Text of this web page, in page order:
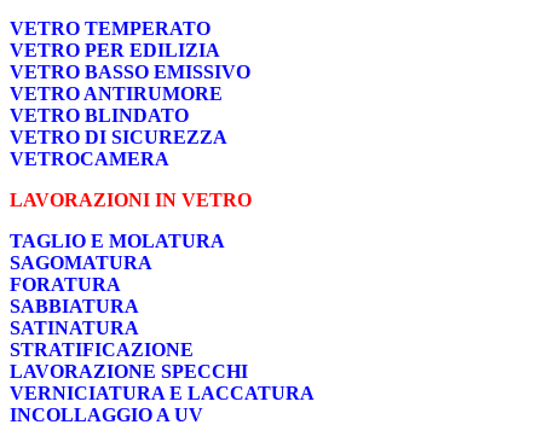
VETRO TEMPERATO
VETRO PER EDILIZIA
VETRO BASSO EMISSIVO
VETRO ANTIRUMORE
VETRO BLINDATO
VETRO DI SICUREZZA
VETROCAMERA
LAVORAZIONI IN VETRO
TAGLIO E MOLATURA
SAGOMATURA
FORATURA
SABBIATURA
SATINATURA
STRATIFICAZIONE
LAVORAZIONE SPECCHI
VERNICIATURA E LACCATURA
INCOLLAGGIO A UV